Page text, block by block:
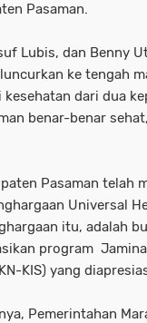
Pasaman.
Lubis, dan Benny
ke tengah
dari dua
benar-benar
Pasaman telah
Universal
itu, adalah
program
KIS) yang
Pemerintahan